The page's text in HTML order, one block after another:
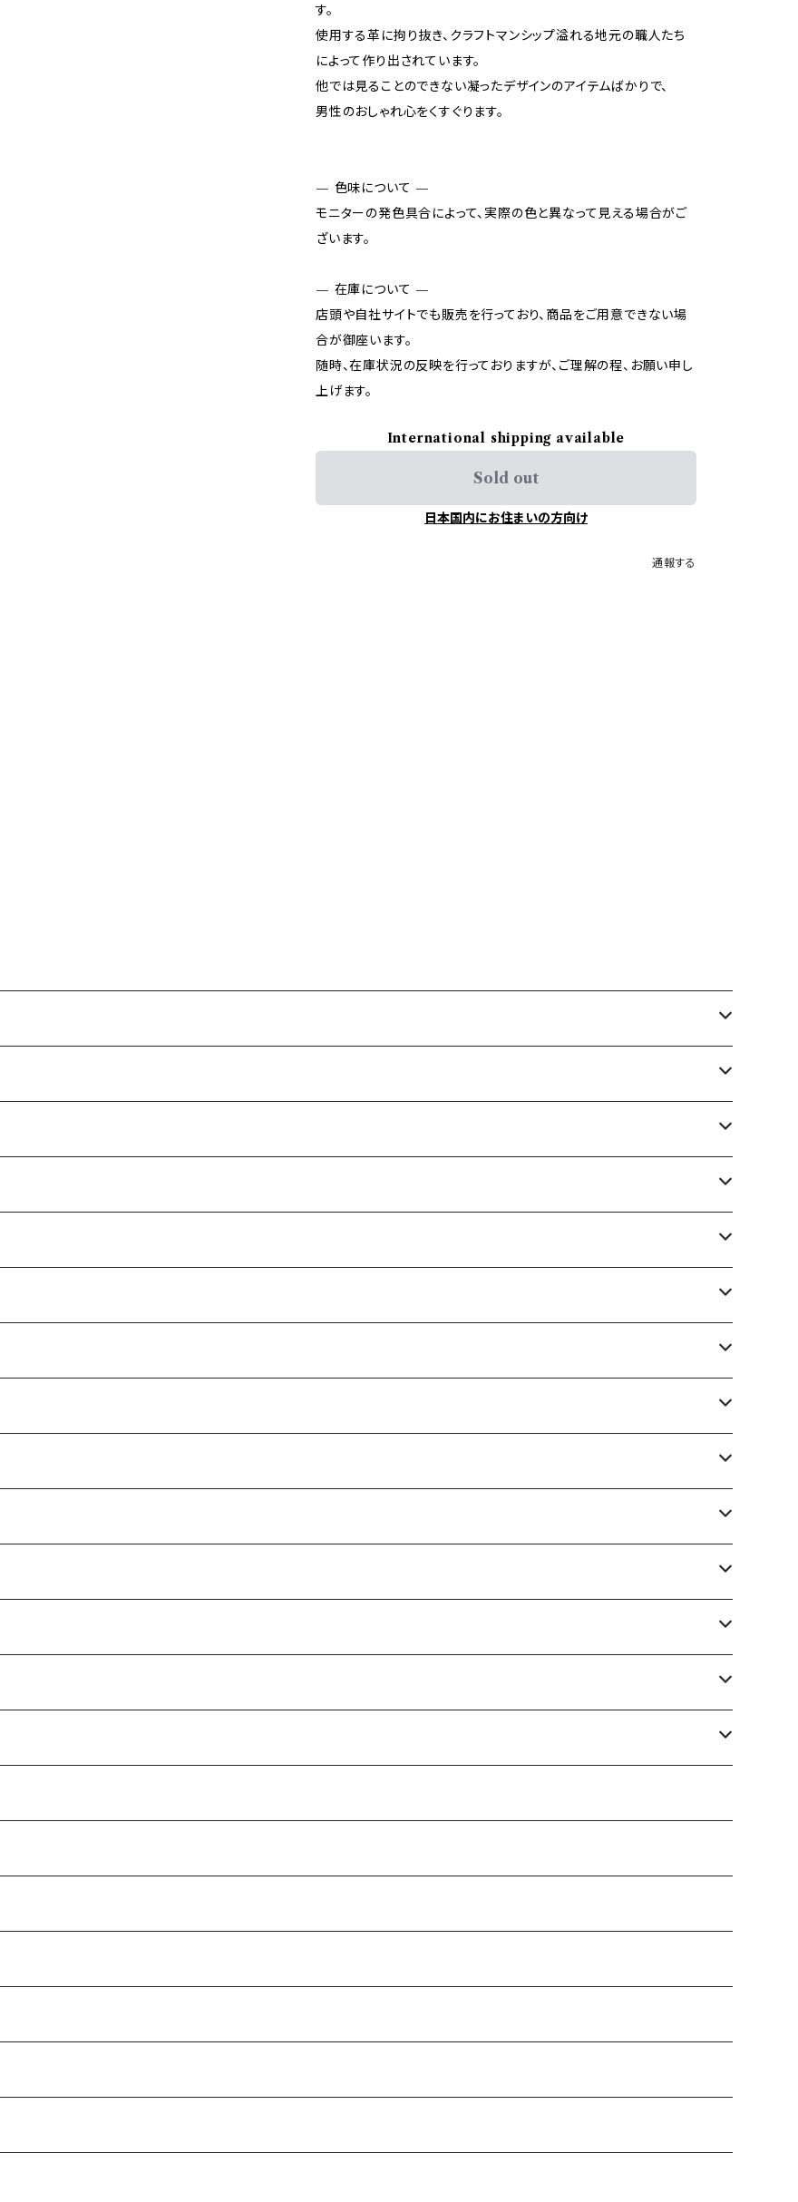
す。
使用する革に拘り抜き、クラフトマンシップ溢れる地元の職人たち
によって作り出されています。
他では見ることのできない凝ったデザインのアイテムばかりで、
男性のおしゃれ心をくすぐります。
— 色味について —
モニターの発色具合によって、実際の色と異なって見える場合がご
ざいます。
— 在庫について —
店頭や自社サイトでも販売を行っており、商品をご用意できない場
合が御座います。
随時、在庫状況の反映を行っておりますが、ご理解の程、お願い申し
上げます。
International shipping available
Sold out
日本国内にお住まいの方向け
通報する